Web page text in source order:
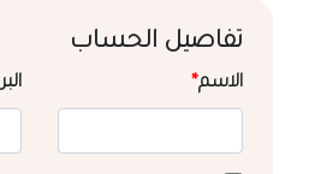
تفاصيل الحساب
الاسم*